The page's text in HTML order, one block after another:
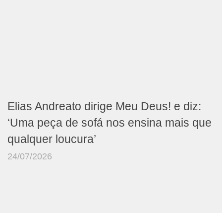
Elias Andreato dirige Meu Deus! e diz:
‘Uma peça de sofá nos ensina mais que
qualquer loucura’
24/07/2026